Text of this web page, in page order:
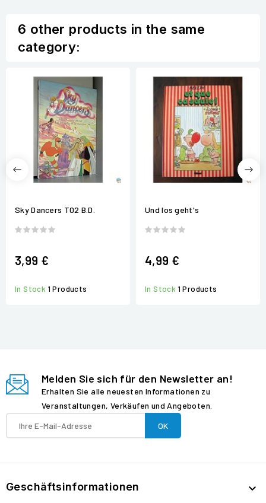
6 other products in the same
category:
Sky Dancers T02 B.D.
3,99 €
In Stock 1 Products
Und los geht's
4,99 €
In Stock 1 Products
Melden Sie sich für den Newsletter an!
Erhalten Sie alle neuesten Informationen zu
Veranstaltungen, Verkäufen und Angeboten.
Geschäftsinformationen 